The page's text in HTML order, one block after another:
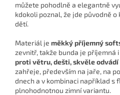
můžete pohodlně a elegantně
kdokoli poznal, že jde původně
dětí.
Materiál je měkký příjemný
zevnitř, takže bunda je příjemná
proti větru, dešti, skvěle odvádí
zahřeje, především na jaře, na
dnech a v kombinaci například s
plnohodnotnou zimní variantu.